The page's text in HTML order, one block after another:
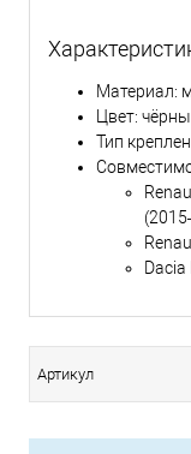
Материал:
Цвет:
Тип
Артикул